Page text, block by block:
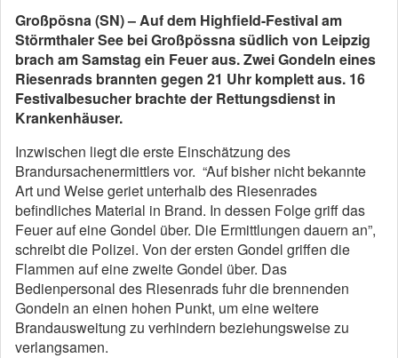
Großpösna (SN) – Auf dem Highfield-Festival am
Störmthaler See bei Großpössna südlich von Leipzig
brach am Samstag ein Feuer aus. Zwei Gondeln eines
Riesenrads brannten gegen 21 Uhr komplett aus. 16
Festivalbesucher brachte der Rettungsdienst in
Krankenhäuser.
Inzwischen liegt die erste Einschätzung des
Brandursachenermittlers vor. “Auf bisher nicht bekannte
Art und Weise geriet unterhalb des Riesenrades
befindliches Material in Brand. In dessen Folge griff das
Feuer auf eine Gondel über. Die Ermittlungen dauern an”,
schreibt die Polizei. Von der ersten Gondel griffen die
Flammen auf eine zweite Gondel über. Das
Bedienpersonal des Riesenrads fuhr die brennenden
Gondeln an einen hohen Punkt, um eine weitere
Brandausweitung zu verhindern beziehungsweise zu
verlangsamen.